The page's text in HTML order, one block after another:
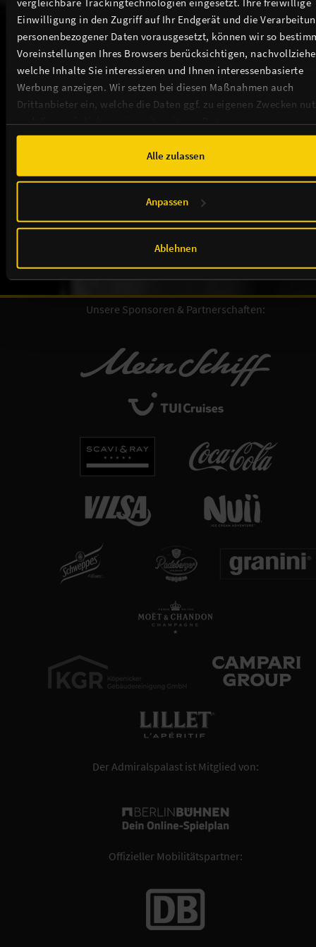
Einwilligung in den Zugriff auf Ihr Endgerät und die
personenbezogener Daten vorausgesetzt, können wir so
Voreinstellungen Ihres Browsers berücksichtigen,
welche Inhalte Sie interessieren und Ihnen interessenbasierte
Werbung anzeigen. Wir setzen bei diesen Maßnahmen auch
Drittanbieter ein, welche die Daten ggf. zu eigenen Zwecken
führen. Weitere Informationen, insbesondere zur Speicherdauer,
Cookie-Erklärungsowie zur Verarbeitung,
insbesondere zu Ihren Widerrufsmöglichkeiten und weiteren
Alle zulassen
Anpassen
Ablehnen
Weitere Events in unserem Theater
THEATER / ANFAHRT / SERVICE
Unsere Sponsoren & Partnerschaften:
Der Admiralspalast ist Mitglied von:
Offizieller Mobilitätspartner: